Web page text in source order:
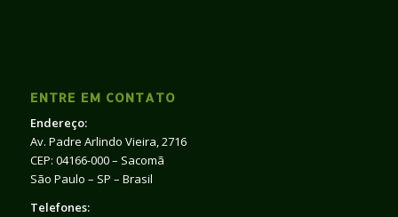
ENTRE EM CONTATO
Endereço:
Av. Padre Arlindo Vieira, 2716
CEP: 04166-000 – Sacomã
São Paulo – SP – Brasil
Telefones: